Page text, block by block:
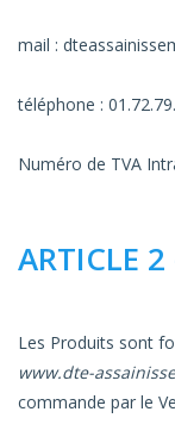
mail :
téléphone :
Numéro de TVA
ARTICLE
Les Produits sont
www.dte-
commande par le